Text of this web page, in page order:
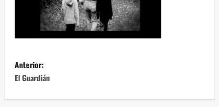
Anterior:
El Guardián